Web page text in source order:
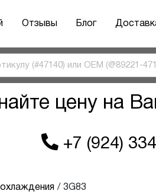
Отзывы Блог
цену на
+7 (924)
3G83